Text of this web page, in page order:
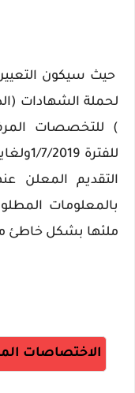
حيث سيكون
لحملة الشهادات
) للتخصصات
التقديم المعلن
بالمعلومات
ملئها بشكل خاطئ مع
الاختصاصات